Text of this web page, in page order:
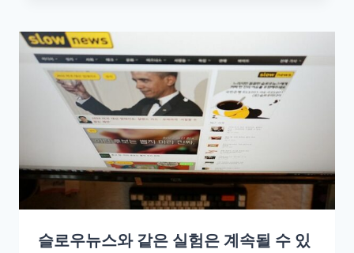
슬로우뉴스와 같은 실험은 계속될 수 있